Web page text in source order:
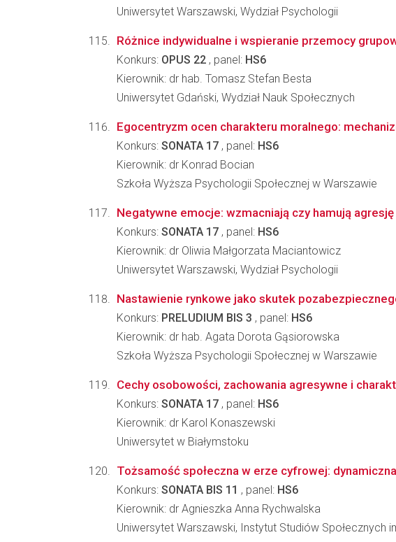
Uniwersytet Warszawski, Wydział Psychologii
Różnice indywidualne i wspieranie przemocy
Konkurs: OPUS 22 , panel: HS6
Kierownik: dr hab. Tomasz Stefan Besta
Uniwersytet Gdański, Wydział Nauk Społecznych
Egocentryzm ocen charakteru moralnego:
Konkurs: SONATA 17 , panel: HS6
Kierownik: dr Konrad Bocian
Szkoła Wyższa Psychologii Społecznej w Warszawie
Negatywne emocje: wzmacniają czy hamują
Konkurs: SONATA 17 , panel: HS6
Kierownik: dr Oliwia Małgorzata Maciantowicz
Uniwersytet Warszawski, Wydział Psychologii
Nastawienie rynkowe jako skutek
Konkurs: PRELUDIUM BIS 3 , panel: HS6
Kierownik: dr hab. Agata Dorota Gąsiorowska
Szkoła Wyższa Psychologii Społecznej w Warszawie
Cechy osobowości, zachowania agresywne i
Konkurs: SONATA 17 , panel: HS6
Kierownik: dr Karol Konaszewski
Uniwersytet w Białymstoku
Tożsamość społeczna w erze cyfrowej:
Konkurs: SONATA BIS 11 , panel: HS6
Kierownik: dr Agnieszka Anna Rychwalska
Uniwersytet Warszawski, Instytut Studiów Społecznych